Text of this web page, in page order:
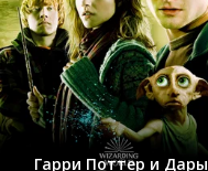
Гарри Поттер и Дары